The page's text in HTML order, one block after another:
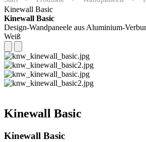
Kinewall Basic
Kinewall Basic
Design-Wandpaneele aus Aluminium-
Weiß
Kinewall Basic
Kinewall Basic